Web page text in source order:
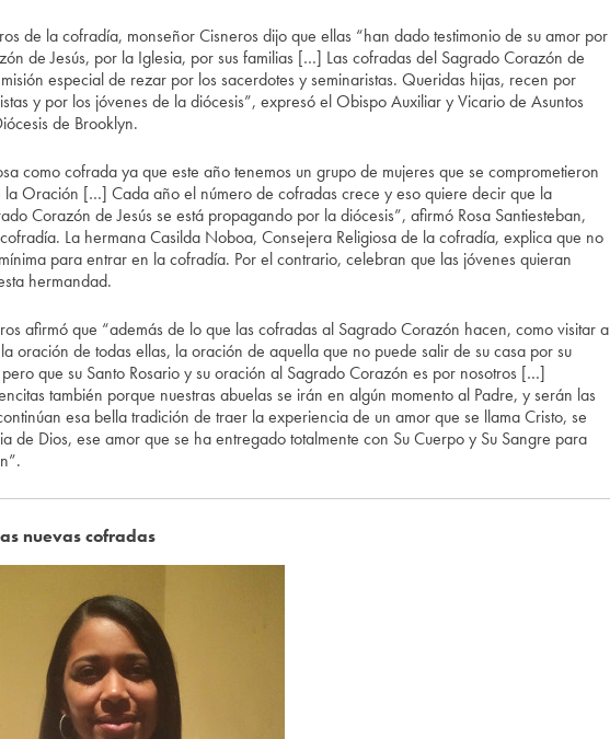
de la cofradía, monseñor Cisneros dijo que ellas “han dado testimonio de su amor por
de Jesús, por la Iglesia, por sus familias […] Las cofradas del Sagrado Corazón de
especial de rezar por los sacerdotes y seminaristas. Queridas hijas, recen por
y por los jóvenes de la diócesis”, expresó el Obispo Auxiliar y Vicario de Asuntos
de Brooklyn.
como cofrada ya que este año tenemos un grupo de mujeres que se comprometieron
la Oración […] Cada año el número de cofradas crece y eso quiere decir que la
Corazón de Jesús se está propagando por la diócesis”, afirmó Rosa Santiesteban,
La hermana Casilda Noboa, Consejera Religiosa de la cofradía, explica que no
para entrar en la cofradía. Por el contrario, celebran que las jóvenes quieran
hermandad.
afirmó que “además de lo que las cofradas al Sagrado Corazón hacen, como visitar a
oración de todas ellas, la oración de aquella que no puede salir de su casa por su
que su Santo Rosario y su oración al Sagrado Corazón es por nosotros […]
también porque nuestras abuelas se irán en algún momento al Padre, y serán las
esa bella tradición de traer la experiencia de un amor que se llama Cristo, se
de Dios, ese amor que se ha entregado totalmente con Su Cuerpo y Su Sangre para
nuevas cofradas